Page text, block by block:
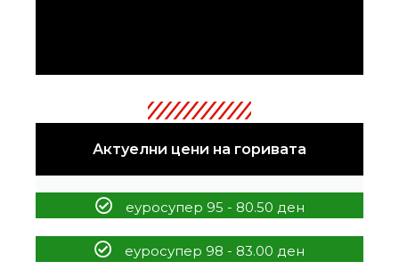
Актуелни цени на горивата
еуросупер 95 - 80.50 ден
еуросупер 98 - 83.00 ден